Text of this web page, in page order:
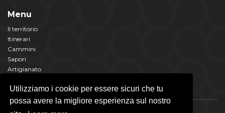
Utilizziamo i cookie per essere sicuri che tu
possa avere la migliore esperienza sul nostro
Menu
Il territorio
Itinerari
Cammini
Sapori
Artigianato